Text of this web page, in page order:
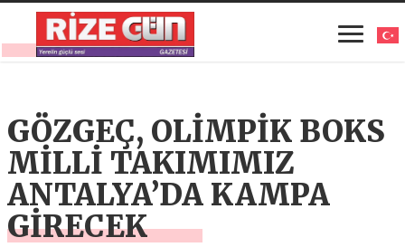
GÖZGEÇ, OLİMPİK BOKS
MİLLİ TAKIMIMIZ
ANTALYA’DA KAMPA
GİRECEK